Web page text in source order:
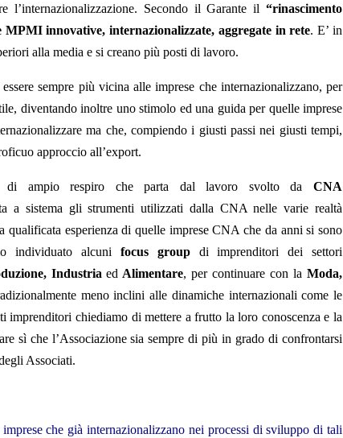
Secondo il Garante il “rinascimento
innovative, internazionalizzate, aggregate in rete. E’ in
alla media e si creano più posti di lavoro.
sempre più vicina alle imprese che internazionalizzano, per
diventando inoltre uno stimolo ed una guida per quelle imprese
ma che, compiendo i giusti passi nei giusti tempi,
approccio all’export.
ampio respiro che parta dal lavoro svolto da CNA
a sistema gli strumenti utilizzati dalla CNA nelle varie realtà
qualificata esperienza di quelle imprese CNA che da anni si sono
individuato alcuni focus groupdi imprenditori dei settori
Industriaed Alimentare, per continuare con laModa,
meno inclini alle dinamiche internazionali come le
imprenditori chiediamo di mettere a frutto la loro conoscenza e la
sì che l’Associazione sia sempre di più in grado di confrontarsi
Associati.
che già internazionalizzano nei processi di sviluppo di tali